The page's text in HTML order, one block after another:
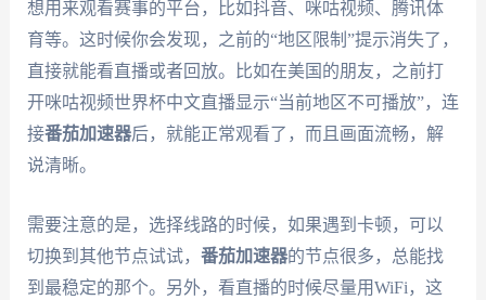
想用来观看赛事的平台，比如抖音、咪咕视频、腾讯体
育等。这时候你会发现，之前的“地区限制”提示消失了，
直接就能看直播或者回放。比如在美国的朋友，之前打
开咪咕视频世界杯中文直播显示“当前地区不可播放”，连
接番茄加速器后，就能正常观看了，而且画面流畅，解
说清晰。
需要注意的是，选择线路的时候，如果遇到卡顿，可以
切换到其他节点试试， 番茄加速器的节点很多，总能找
到最稳定的那个。另外，看直播的时候尽量用WiFi，这